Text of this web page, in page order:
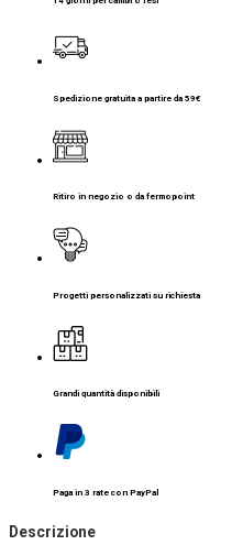
Spedizione gratuita a partire da 59€
Ritiro in negozio o da fermopoint
Progetti personalizzati su richiesta
Grandi quantità disponibili
Paga in 3 rate con PayPal
Descrizione